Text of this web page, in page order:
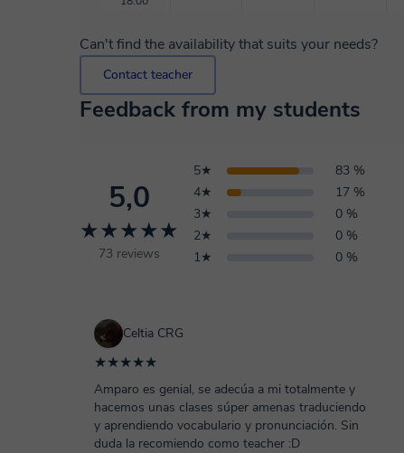
Can't find the availability that suits your needs?
Contact teacher
Feedback from my students
5,0
★★★★★
73 reviews
5★
83 %
4★
17 %
3★
0 %
2★
0 %
1★
0 %
Celtia CRG
★★★★★
Amparo es genial, se adecúa a mi totalmente y
hacemos unas clases súper amenas traduciendo
y aprendiendo vocabulario y pronunciación. Sin
duda la recomiendo como teacher :D